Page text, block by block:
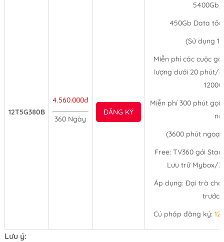
12T5G380B
4.560.000đ
360 Ngày
ĐĂNG KÝ
450Gb Data
(Sử dụng
Miễn phí các cuộc
lượng dưới 20 phút/
Miễn phí 300 phút
(3600 phút
Free: TV360 gói
Lưu trữ Mybox/
Áp dụng: Đại trà
trước
Cú pháp đăng ký:
Lưu ý: